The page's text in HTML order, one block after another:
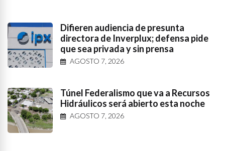
Difieren audiencia de presunta
directora de Inverplux; defensa pide
que sea privada y sin prensa
AGOSTO 7, 2026
Túnel Federalismo que va a Recursos
Hidráulicos será abierto esta noche
AGOSTO 7, 2026